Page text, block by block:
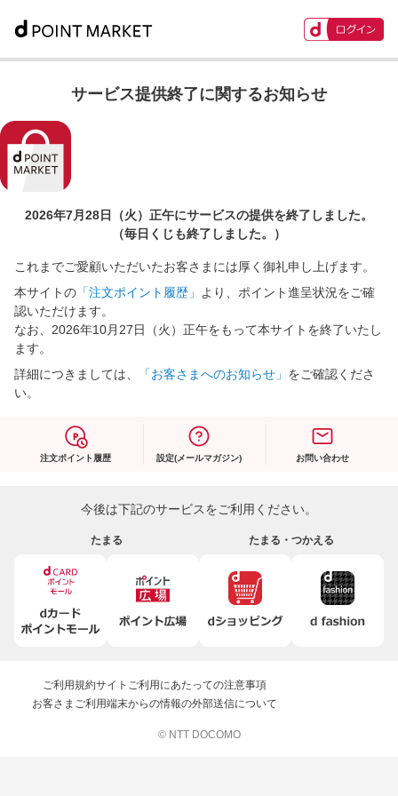
サービス提供終了に関するお知らせ
2026年7月28日（火）正午にサービスの提供を終了しました。
（毎日くじも終了しました。）
これまでご愛顧いただいたお客さまには厚く御礼申し上げます。
本サイトの 「注文ポイント履歴」
より、ポイント進呈状況をご確
認いただけます。
なお、2026年10月27日（火）正午をもって本サイトを終了いたし
ます。
詳細につきましては、
「お客さまへのお知らせ」 をご確認くださ
い。
注文ポイント履歴 設定(メールマガジン) お問い合わせ
今後は下記のサービスをご利用ください。
たまる たまる・つかえる
ご利用規約サイトご利用にあたっての注意事項
お客さまご利用端末からの情報の外部送信について
© NTT DOCOMO